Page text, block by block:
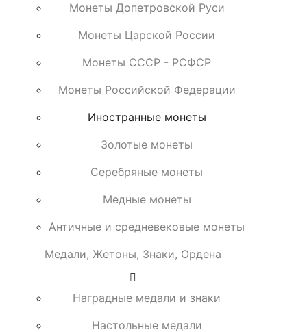
Монеты Допетровской Руси
Монеты Царской России
Монеты СССР - РСФСР
Монеты Российской Федерации
Иностранные монеты
Золотые монеты
Серебряные монеты
Медные монеты
Античные и средневековые монеты
Медали, Жетоны, Знаки, Ордена
Наградные медали и знаки
Настольные медали